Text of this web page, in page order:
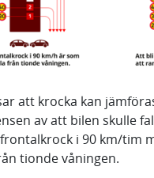
att krocka kan
av att bilen skulle
i 90 km/tim
tionde våningen.